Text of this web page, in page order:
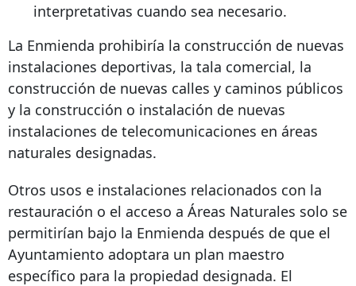
interpretativas cuando sea necesario.
La Enmienda prohibiría la construcción de nuevas
instalaciones deportivas, la tala comercial, la
construcción de nuevas calles y caminos públicos
y la construcción o instalación de nuevas
instalaciones de telecomunicaciones en áreas
naturales designadas.
Otros usos e instalaciones relacionados con la
restauración o el acceso a Áreas Naturales solo se
permitirían bajo la Enmienda después de que el
Ayuntamiento adoptara un plan maestro
específico para la propiedad designada. El